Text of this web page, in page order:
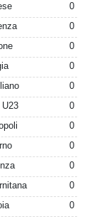
0
0
0
0
0
U23
0
0
0
0
0
0